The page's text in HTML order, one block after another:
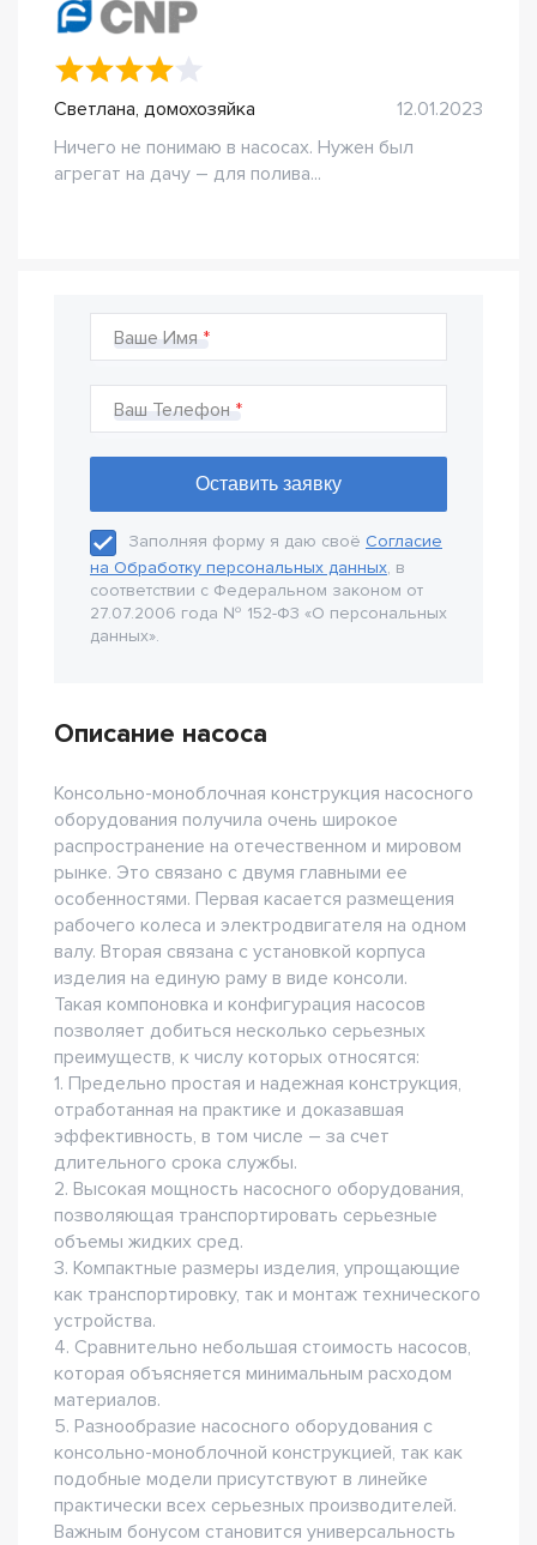
Светлана, домохозяйка
12.01.2023
Ничего не понимаю в насосах. Нужен был
агрегат на дачу – для полива...
Ваше Имя
Ваш Телефон
Заполняя форму я даю своё Согласие
на Обработку персональных данных, в
соответствии с Федеральном законом от
27.07.2006 года № 152-Ф3 «О персональных
данных».
Описание насоса
Консольно-моноблочная конструкция насосного
оборудования получила очень широкое
распространение на отечественном и мировом
рынке. Это связано с двумя главными ее
особенностями. Первая касается размещения
рабочего колеса и электродвигателя на одном
валу. Вторая связана с установкой корпуса
изделия на единую раму в виде консоли.
Такая компоновка и конфигурация насосов
позволяет добиться несколько серьезных
преимуществ, к числу которых относятся:
1. Предельно простая и надежная конструкция,
отработанная на практике и доказавшая
эффективность, в том числе – за счет
длительного срока службы.
2. Высокая мощность насосного оборудования,
позволяющая транспортировать серьезные
объемы жидких сред.
3. Компактные размеры изделия, упрощающие
как транспортировку, так и монтаж технического
устройства.
4. Сравнительно небольшая стоимость насосов,
которая объясняется минимальным расходом
материалов.
5. Разнообразие насосного оборудования с
консольно-моноблочной конструкцией, так как
подобные модели присутствуют в линейке
практически всех серьезных производителей.
Важным бонусом становится универсальность